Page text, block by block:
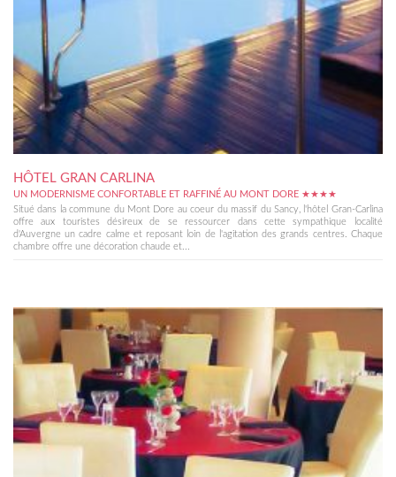
HÔTEL GRAN CARLINA
UN MODERNISME CONFORTABLE ET RAFFINÉ AU MONT DORE ★★★★
Situé dans la commune du Mont Dore au coeur du massif du Sancy, l'hôtel Gran-Carlina
offre aux touristes désireux de se ressourcer dans cette sympathique localité
d'Auvergne un cadre calme et reposant loin de l'agitation des grands centres. Chaque
chambre offre une décoration chaude et...